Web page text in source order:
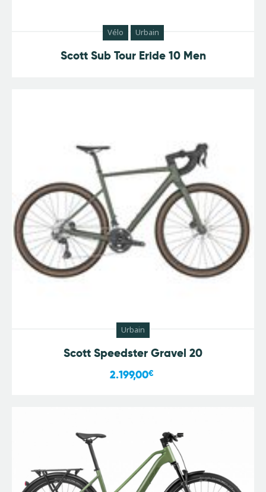
Vélo Urbain
Scott Sub Tour Eride 10 Men
Urbain
Scott Speedster Gravel 20
2.199,00€